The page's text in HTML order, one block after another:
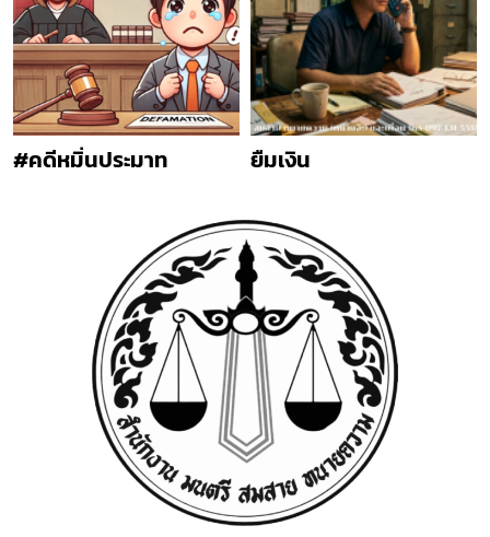
#คดีหมิ่นประมาท ยืมเงิน